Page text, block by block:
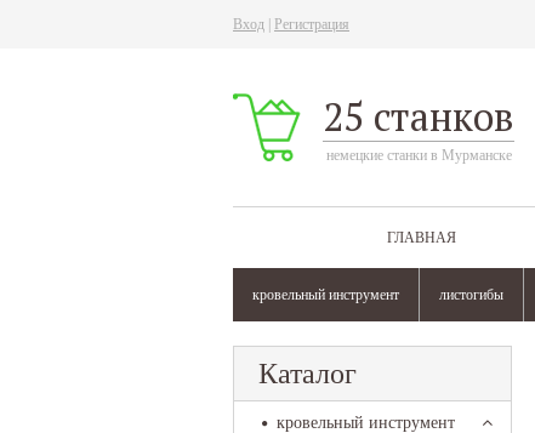
Вход Регистрация
25 станков
немецкие станки в Мурманске
ГЛАВНАЯ
кровельный инструмент листогибы
Каталог
кровельный инструмент